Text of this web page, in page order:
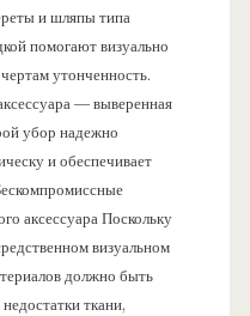
и шляпы типа
помогают визуально
утонченность.
— выверенная
убор надежно
и обеспечивает
аксессуара Поскольку
визуальном
должно быть
ткани,